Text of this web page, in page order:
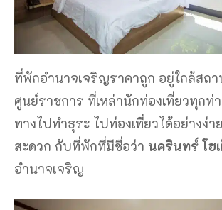
ที่พักอำนาจเจริญราคาถูก อยู่ใกล้สถา
ศูนย์ราชการ ที่เหล่านักท่องเที่ยวทุกท่
ทางไปทำธุระ ไปท่องเที่ยวได้อย่างง่า
สะดวก กับที่พักที่มีชื่อว่า นครินทร์ โฮ
อำนาจเจริญ